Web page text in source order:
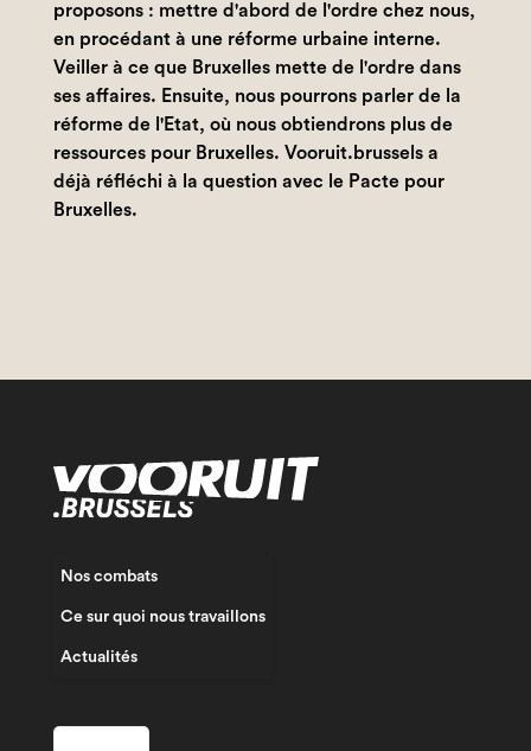
proposons : mettre d'abord de l'ordre chez nous,
en procédant à une réforme urbaine interne.
Veiller à ce que Bruxelles mette de l'ordre dans
ses affaires. Ensuite, nous pourrons parler de la
réforme de l'Etat, où nous obtiendrons plus de
ressources pour Bruxelles. Vooruit.brussels a
déjà réfléchi à la question avec le Pacte pour
Bruxelles.
Nos combats
Ce sur quoi nous travaillons
Actualités